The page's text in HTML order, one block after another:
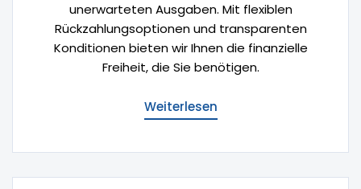
unerwarteten Ausgaben. Mit flexiblen
Rückzahlungsoptionen und transparenten
Konditionen bieten wir Ihnen die finanzielle
Freiheit, die Sie benötigen.
Weiterlesen